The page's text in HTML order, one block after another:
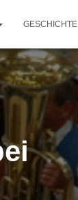
GESCHICHTE